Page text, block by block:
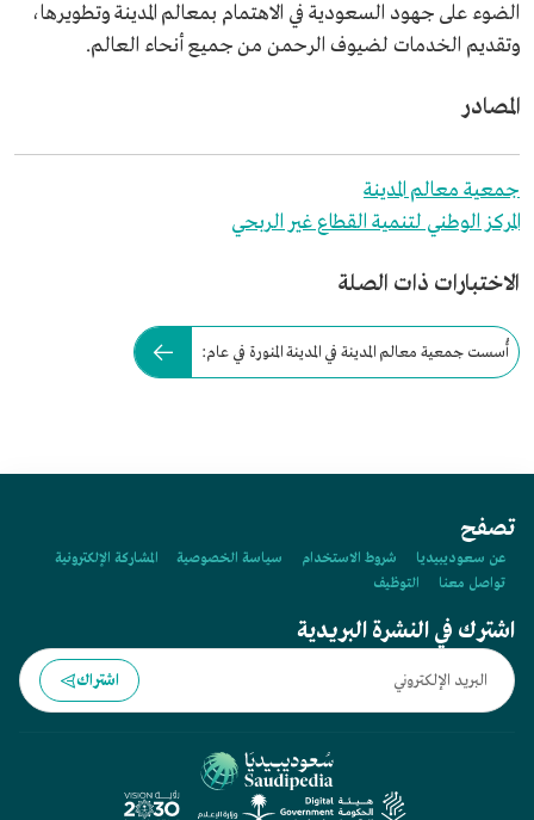
الضوء على جهود السعودية في الاهتمام بمعالم المدينة وتطويرها،
وتقديم الخدمات لضيوف الرحمن من جميع أنحاء العالم.
المصادر
جمعية معالم المدينة
المركز الوطني لتنمية القطاع غير الربحي
الاختبارات ذات الصلة
أُسست جمعية معالم المدينة في المدينة المنورة في عام:
تصفح
عن سعوديبيديا شروط الاستخدام سياسة الخصوصية
المشاركة الإلكترونية
تواصل معنا
التوظيف
اشترك في النشرة البريدية
اشتراك